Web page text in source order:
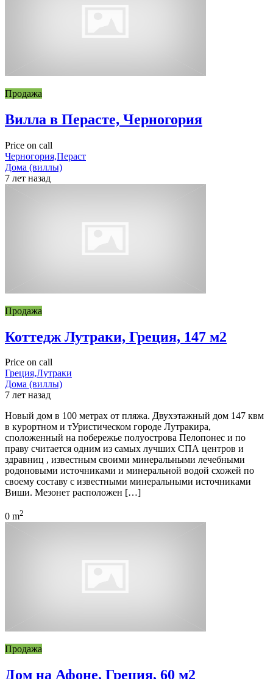
Продажа
Вилла в Перасте, Черногория
Price on call
Черногория,Пераст
Дома (виллы)
7 лет назад
Продажа
Коттедж Лутраки, Греция, 147 м2
Price on call
Греция,Лутраки
Дома (виллы)
7 лет назад
Новый дом в 100 метрах от пляжа. Двухэтажный дом 147 квм
в курортном и тУристическом городе Лутракира,
сположенный на побережье полуострова Пелопонес и по
праву считается одним из самых лучших СПА центров и
здравниц , известным своими минеральными лечебными
родоновыми источниками и минеральной водой схожей по
своему составу с известными минеральными источниками
Виши. Мезонет расположен […]
0 m2
Продажа
Дом на Афоне, Греция, 60 м2